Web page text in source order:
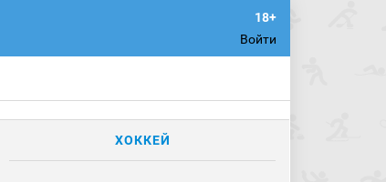
Войти
ХОККЕЙ